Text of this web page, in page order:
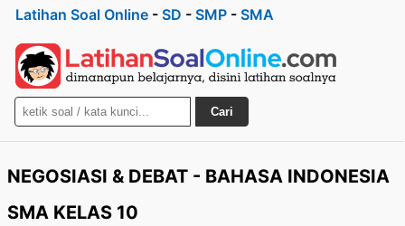
Latihan Soal Online - SD - SMP - SMA
Cari
NEGOSIASI & DEBAT - BAHASA INDONESIA
SMA KELAS 10